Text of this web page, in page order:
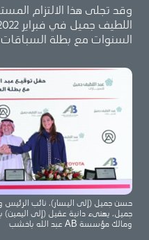
وقد تجلى هذا الالتزام
السنوات مع بطلة السباقات
حسن جميل (إلى اليسار)، نائب الرئيس
جميل، يهنىء دانية عقيل (إلى اليمين)
ومالك مؤسسة AB عبد الله باخشب